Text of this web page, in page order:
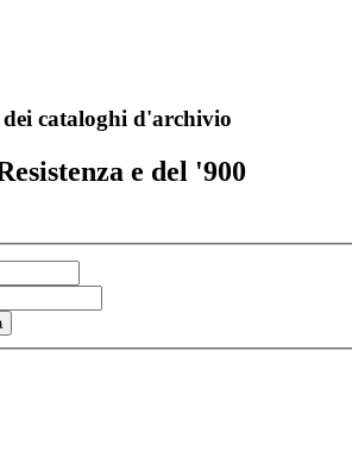
cataloghi d'archivio
e del '900